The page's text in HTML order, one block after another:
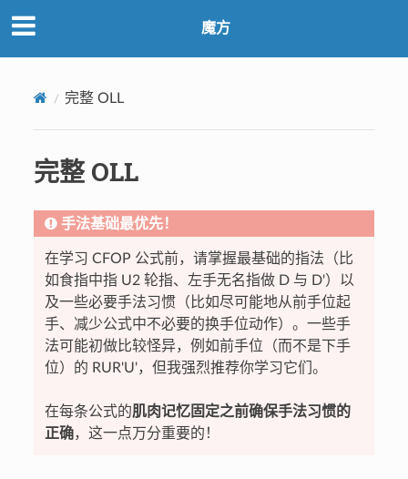
魔方
完整 OLL
完整 OLL
手法基础最优先！
在学习 CFOP 公式前，请掌握最基础的指法（比
如食指中指 U2 轮指、左手无名指做 D 与 D'）以
及一些必要手法习惯（比如尽可能地从前手位起
手、减少公式中不必要的换手位动作）。一些手
法可能初做比较怪异，例如前手位（而不是下手
位）的 RUR'U'，但我强烈推荐你学习它们。
在每条公式的肌肉记忆固定之前确保手法习惯的
正确，这一点万分重要的！